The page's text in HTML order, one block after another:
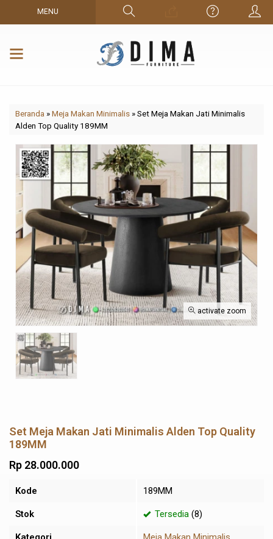
MENU
Beranda »Meja Makan Minimalis »Set Meja Makan Jati Minimalis
Alden Top Quality 189MM
activate zoom
Set Meja Makan Jati Minimalis Alden Top Quality
189MM
Rp 28.000.000
Kode 189MM
Stok Tersedia (8)